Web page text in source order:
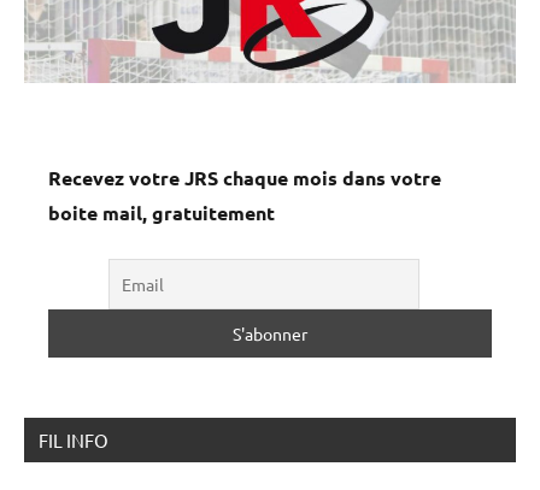
Recevez votre JRS chaque mois dans votre
boite mail, gratuitement
FIL INFO